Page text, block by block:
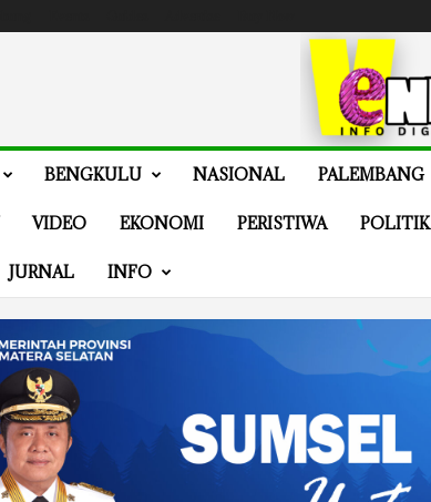
BENGKULU NASIONAL PALEMBANG
VIDEO EKONOMI PERISTIWA POLITIK
JURNAL INFO